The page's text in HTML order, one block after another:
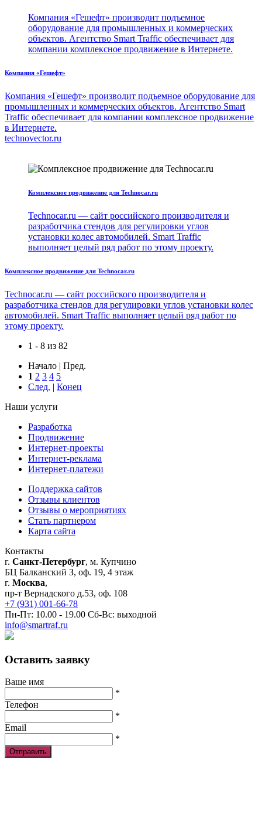
Компания «Гешефт» производит подъемное
оборудование для промышленных и коммерческих
объектов. Агентство Smart Traffic обеспечивает для
компании комплексное продвижение в Интернете.
Компания «Гешефт»
Компания «Гешефт» производит подъемное оборудование для
промышленных и коммерческих объектов. Агентство Smart
Traffic обеспечивает для компании комплексное продвижение
в Интернете.
technovector.ru
Комплексное продвижение для Technocar.ru
Technocar.ru — сайт российского производителя и
разработчика стендов для регулировки углов
установки колес автомобилей. Smart Traffic
выполняет целый ряд работ по этому проекту.
Комплексное продвижение для Technocar.ru
Technocar.ru — сайт российского производителя и
разработчика стендов для регулировки углов установки колес
автомобилей. Smart Traffic выполняет целый ряд работ по
этому проекту.
1 - 8 из 82
Начало | Пред.
1 2 3 4 5
След. | Конец
Наши услуги
Разработка
Продвижение
Интернет-проекты
Интернет-реклама
Интернет-платежи
Поддержка сайтов
Отзывы клиентов
Отзывы о мероприятиях
Стать партнером
Карта сайта
Контакты
г. Санкт-Петербург, м. Купчино
БЦ Балканский З, оф. 19, 4 этаж
г. Москва,
пр-т Вернадского д.53, оф. 108
+7 (931) 001-66-78
Пн-Пт: 10.00 - 19.00 Сб-Вс: выходной
info@smartraf.ru
Оставить заявку
Ваше имя
*
Телефон
*
Email
*